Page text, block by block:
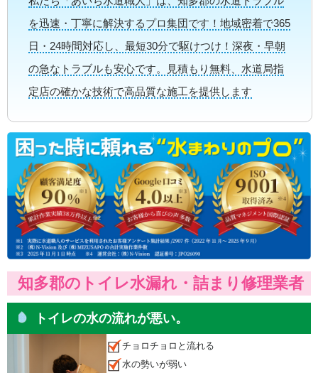
を迅速・丁寧に解決するプロ集団です！地域密着で365
日・24時間対応し、最短30分で駆けつけ！深夜・早朝
の急なトラブルも安心です。見積もり無料、水道局指
定店の確かな技術で高品質な施工を提供します
知多郡のトイレ水漏れ・詰まり修理業者
トイレの水の流れが悪い。
チョロチョロと流れる
水の勢いが弱い